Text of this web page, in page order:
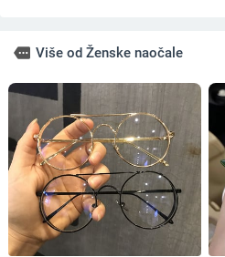
Ženske naočale
UV400
otporne na vjetar
UV400 Oculos De Sol
more Više od Ženske naočale